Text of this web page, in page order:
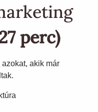
perc)
akik már